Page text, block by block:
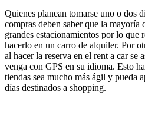
Quienes planean tomarse uno o dos
compras deben saber que la mayoría
grandes estacionamientos por lo que
hacerlo en un carro de alquiler. Por
al hacer la reserva en el rent a car se
venga con GPS en su idioma. Esto
tiendas sea mucho más ágil y pueda
días destinados a shopping.